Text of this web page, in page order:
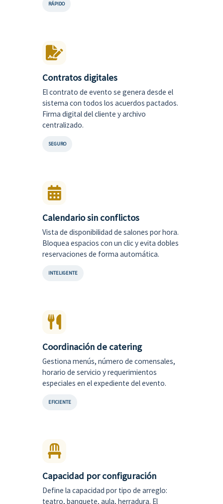
RÁPIDO
Contratos digitales
El contrato de evento se genera desde el
sistema con todos los acuerdos pactados.
Firma digital del cliente y archivo
centralizado.
SEGURO
Calendario sin conflictos
Vista de disponibilidad de salones por hora.
Bloquea espacios con un clic y evita dobles
reservaciones de forma automática.
INTELIGENTE
Coordinación de catering
Gestiona menús, número de comensales,
horario de servicio y requerimientos
especiales en el expediente del evento.
EFICIENTE
Capacidad por configuración
Define la capacidad por tipo de arreglo:
teatro, banquete, aula, herradura. El